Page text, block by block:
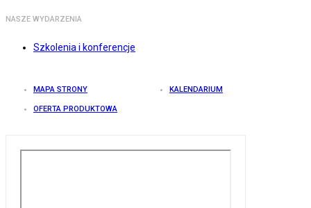
NASZE WYDARZENIA
Szkolenia i konferencje
MAPA STRONY KALENDARIUM
OFERTA PRODUKTOWA